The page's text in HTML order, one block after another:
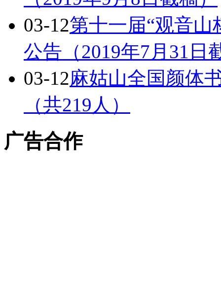
03-12第十一届“观音山
公告（2019年7月31日
03-12麻姑山全国颜体
（共219人）
广告合作